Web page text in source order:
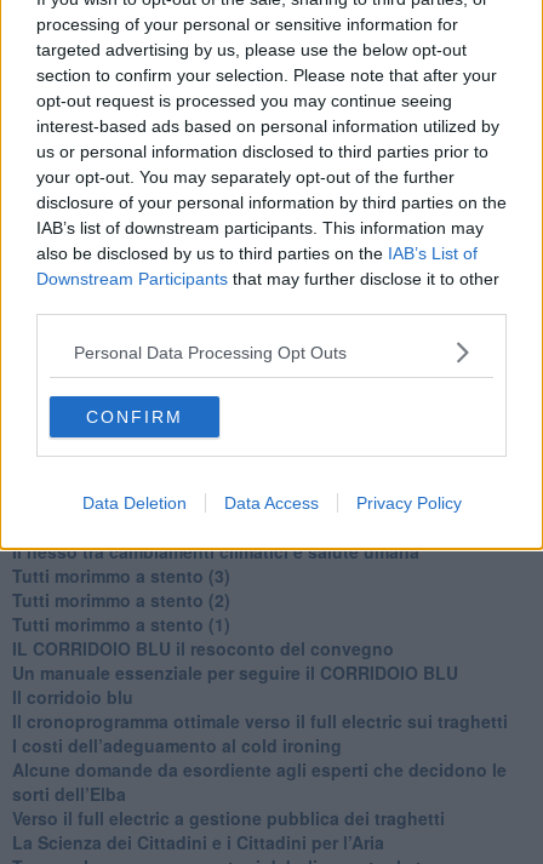
processing of your personal or sensitive information for
targeted advertising by us, please use the below opt-out
section to confirm your selection. Please note that after your
opt-out request is processed you may continue seeing
interest-based ads based on personal information utilized by
us or personal information disclosed to third parties prior to
your opt-out. You may separately opt-out of the further
disclosure of your personal information by third parties on the
IAB’s list of downstream participants. This information may
also be disclosed by us to third parties on the IAB’s List of
Downstream Participants that may further disclose it to other
Personal Data Processing Opt Outs
CONFIRM
Data Deletion Data Access Privacy Policy
Adolfo Santoro
© Riproduzione riservata
Se vuoi leggere le notizie principali della Toscana iscriviti alla
Newsletter QUInews - ToscanaMedia.Arriva gratis tutti i giorni
alle 20:00 direttamente nella tua casella di posta.
Basta cliccareQUI
Ti potrebbe interessare anche:
​Un rituale Lakota per redimere il mondo
​Il palco, l’anello di Frodo e scemo-scemo
Articoli dal Blog “Disincantato” di Adolfo Santoro
​Il ripristino della natura secondo la legge e l’impegno dei
Il nesso tra cambiamenti climatici e salute umana
Tutti morimmo a stento (3)
Tutti morimmo a stento (2)
​Tutti morimmo a stento (1)
IL CORRIDOIO BLU il resoconto del convegno
Un manuale essenziale per seguire il CORRIDOIO BLU
Il corridoio blu
​Il cronoprogramma ottimale verso il full electric sui traghetti
​I costi dell’adeguamento al cold ironing
Alcune domande da esordiente agli esperti che decidono le
sorti dell’Elba
Verso il full electric a gestione pubblica dei traghetti​
​La Scienza dei Cittadini e i Cittadini per l’Aria